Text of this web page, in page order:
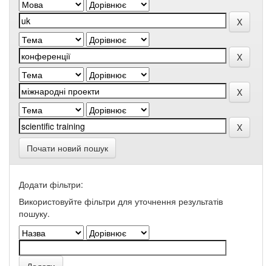
Почати новий пошук
Додати фільтри:
Використовуйте фільтри для уточнення результатів
пошуку.